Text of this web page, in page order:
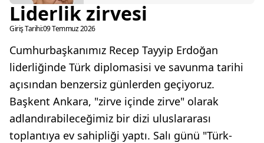
Liderlik zirvesi
Giriş Tarihi:09 Temmuz 2026
Cumhurbaşkanımız Recep Tayyip Erdoğan
liderliğinde Türk diplomasisi ve savunma tarihi
açısından benzersiz günlerden geçiyoruz.
Başkent Ankara, "zirve içinde zirve" olarak
adlandırabileceğimiz bir dizi uluslararası
toplantıya ev sahipliği yaptı. Salı günü "Türk-